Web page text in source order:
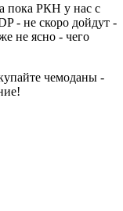
пока РКН у нас с
- не скоро дойдут -
не ясно - чего
чемоданы -